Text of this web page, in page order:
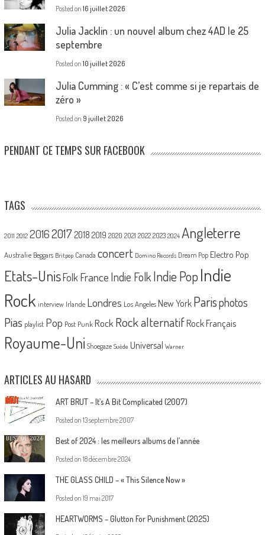
Posted on 16 juillet 2026
Julia Jacklin : un nouvel album chez 4AD le 25
septembre
Posted on 10 juillet 2026
Julia Cumming : « C’est comme si je repartais de
zéro »
Posted on 9 juillet 2026
PENDANT CE TEMPS SUR FACEBOOK
TAGS
2011 2012 20162017 2018 2019 2020 2021 2022 2023 2024 Angleterre
Australie Beggars Britpop Canada concert Domino Records Dream Pop Electro Pop
Etats-UnisFolk France Indie FolkIndie PopIndie
Rock interview Irlande Londres Los Angeles New York Parisphotos
Pias playlist Pop Post Punk Rock Rock alternatif Rock Français
Royaume-Uni Shoegaze Suède Universal Warner
ARTICLES AU HASARD
ART BRUT – It’s A Bit Complicated (2007)
Posted on 13 septembre 2007
Best of 2024 : les meilleurs albums de l’année
Posted on 18 décembre 2024
THE GLASS CHILD – « This Silence Now »
Posted on 19 mai 2017
HEARTWORMS – Glutton For Punishment (2025)